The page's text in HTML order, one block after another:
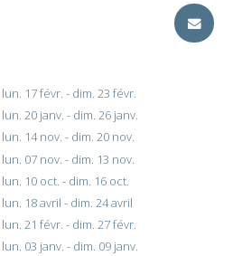
lun. 17 févr. - dim. 23 févr.
lun. 20 janv. - dim. 26 janv.
lun. 14 nov. - dim. 20 nov.
lun. 07 nov. - dim. 13 nov.
lun. 10 oct. - dim. 16 oct.
lun. 18 avril - dim. 24 avril
lun. 21 févr. - dim. 27 févr.
lun. 03 janv. - dim. 09 janv.